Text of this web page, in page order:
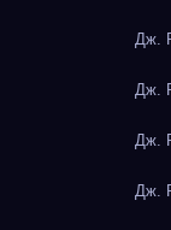
Дж.
Дж.
Дж.
Дж.